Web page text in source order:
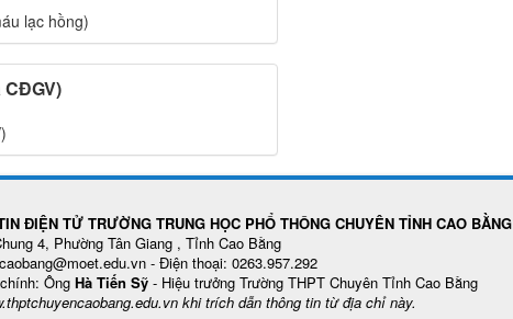
lạc hồng)
CĐGV)
ĐIỆN TỬ TRƯỜNG TRUNG HỌC PHỔ THÔNG CHUYÊN TỈNH CAO BẰNG
4, Phường Tân Giang , Tỉnh Cao Bằng
- Điện thoại: 0263.957.292
Ông Hà Tiến Sỹ - Hiệu trưởng Trường THPT Chuyên Tỉnh Cao Bằng
khi trích dẫn thông tin từ địa chỉ này.